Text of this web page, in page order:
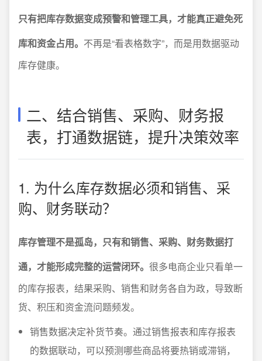
只有把库存数据变成预警和管理工具，才能真正避免死
库和资金占用。 不再是“看表格数字”，而是用数据驱动
库存健康。
二、结合销售、采购、财务报
表，打通数据链，提升决策效率
1. 为什么库存数据必须和销售、采
购、财务联动？
库存管理不是孤岛，只有和销售、采购、财务数据打
通，才能形成完整的运营闭环。 很多电商企业只看单一
的库存报表，结果采购、销售和财务各自为政，导致断
货、积压和资金流问题频发。
销售数据决定补货节奏。通过销售报表和库存报表
的数据联动，可以预测哪些商品将要热销或滞销，